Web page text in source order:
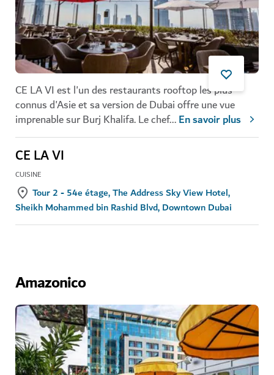
CE LA VI est l'un des restaurants rooftop les plus
connus d'Asie et sa version de Dubai offre une vue
imprenable sur Burj Khalifa. Le chef...En savoir plus
CE LA VI
CUISINE
Tour 2 - 54e étage, The Address Sky View Hotel,
Sheikh Mohammed bin Rashid Blvd, Downtown Dubai
Amazonico